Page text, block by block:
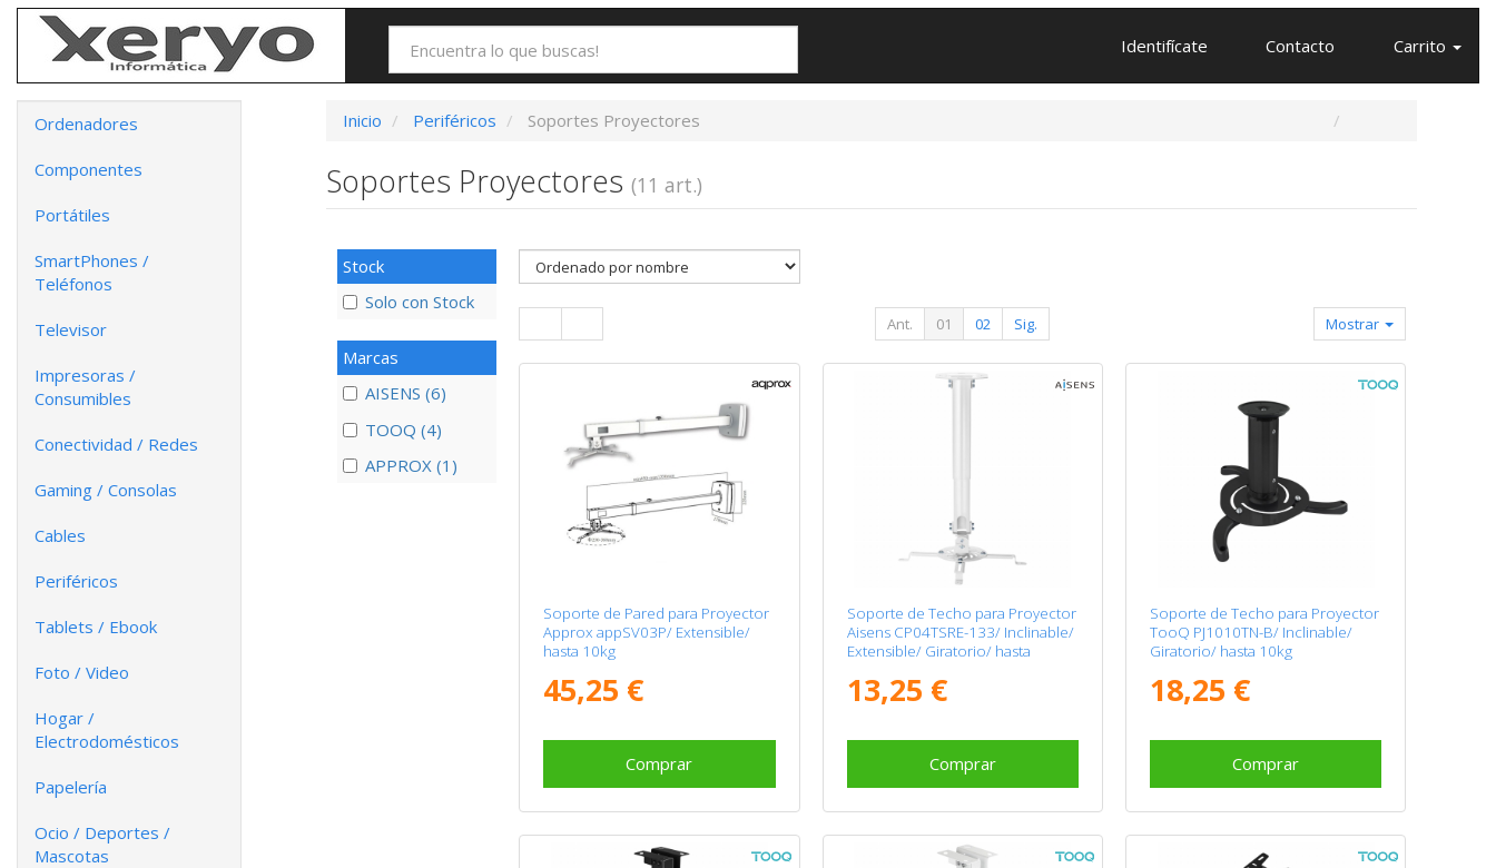
Identifícate Contacto Carrito
Ordenadores
Componentes
Portátiles
SmartPhones /
Teléfonos
Televisor
Impresoras /
Consumibles
Conectividad / Redes
Gaming / Consolas
Cables
Periféricos
Tablets / Ebook
Foto / Video
Hogar /
Electrodomésticos
Papelería
Ocio / Deportes /
Mascotas
Inicio Periféricos Soportes Proyectores
Soportes Proyectores (11 art.)
Stock
Solo con Stock
Marcas
AISENS (6)
TOOQ (4)
APPROX (1)
Ant. 01 02 Sig. Mostrar
Soporte de Pared para Proyector
Approx appSV03P/ Extensible/
hasta 10kg
45,25 €
Comprar
Soporte de Techo para Proyector
Aisens CP04TSRE-133/ Inclinable/
Extensible/ Giratorio/ hasta
13,25 €
Comprar
Soporte de Techo para Proyector
TooQ PJ1010TN-B/ Inclinable/
Giratorio/ hasta 10kg
18,25 €
Comprar